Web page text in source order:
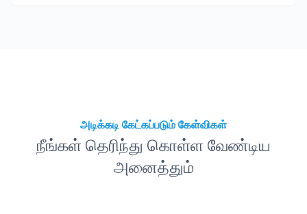
அடிக்கடி கேட்கப்படும் கேள்விகள்
நீங்கள் தெரிந்து கொள்ள வேண்டிய
அனைத்தும்